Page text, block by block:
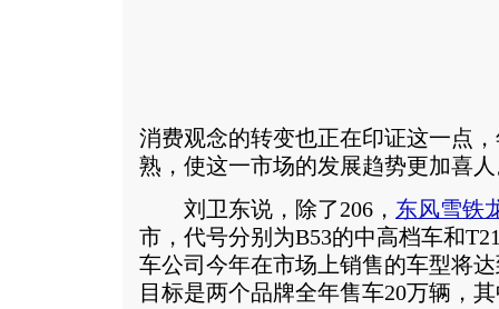
消费观念的转变也正在印证这一点
熟，使这一市场的发展趋势更加喜
刘卫东说，除了206， 东风雪铁
市，代号分别为B53的中高档车和
车公司今年在市场上销售的车型将
目标是两个品牌全年售车20万辆，